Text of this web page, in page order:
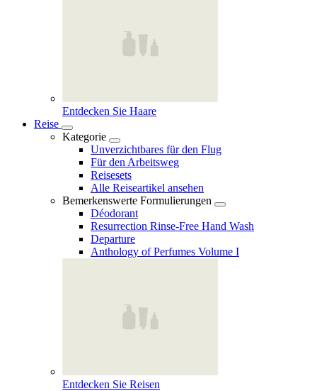
Entdecken Sie Haare
Reise
Kategorie
Unverzichtbares für den Flug
Für den Arbeitsweg
Reisesets
Alle Reiseartikel ansehen
Bemerkenswerte Formulierungen
Déodorant
Resurrection Rinse‑Free Hand Wash
Departure
Anthology of Perfumes Volume I
Entdecken Sie Reisen